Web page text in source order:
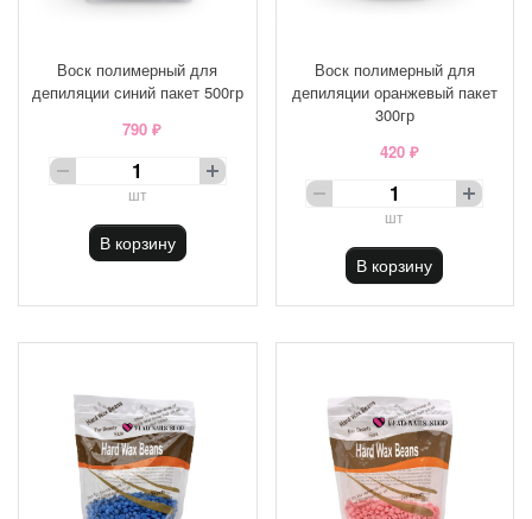
Воск полимерный для
депиляции синий пакет 500гр
790 ₽
шт
В корзину
Воск полимерный для
депиляции оранжевый пакет
300гр
420 ₽
шт
В корзину